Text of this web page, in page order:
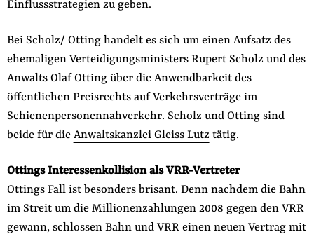
Einflussstrategien zu geben.
Bei Scholz/ Otting handelt es sich um einen Aufsatz des
ehemaligen Verteidigungsministers Rupert Scholz und des
Anwalts Olaf Otting über die Anwendbarkeit des
öffentlichen Preisrechts auf Verkehrsverträge im
Schienenpersonennahverkehr. Scholz und Otting sind
beide für die Anwaltskanzlei Gleiss Lutz tätig.
Ottings Interessenkollision als VRR-Vertreter
Ottings Fall ist besonders brisant. Denn nachdem die Bahn
im Streit um die Millionenzahlungen 2008 gegen den VRR
gewann, schlossen Bahn und VRR einen neuen Vertrag mit